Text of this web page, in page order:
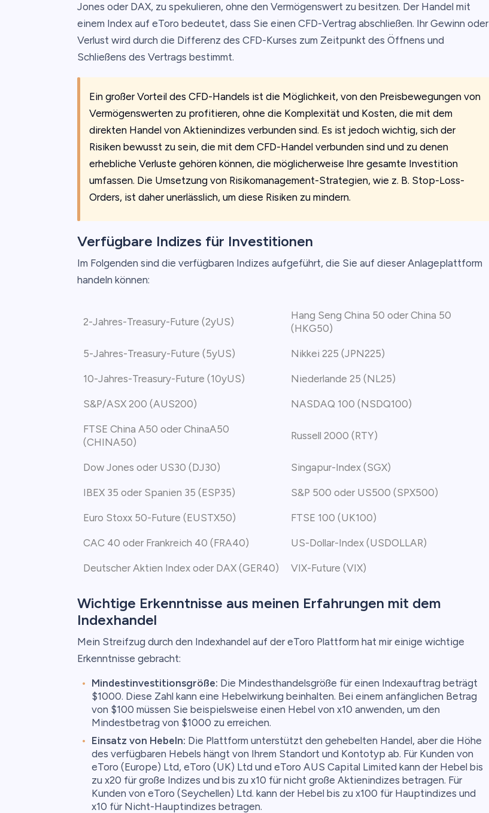
Jones oder DAX, zu spekulieren, ohne den Vermögenswert zu besitzen. Der Handel mit
einem Index auf eToro bedeutet, dass Sie einen CFD-Vertrag abschließen. Ihr Gewinn oder
Verlust wird durch die Differenz des CFD-Kurses zum Zeitpunkt des Öffnens und
Schließens des Vertrags bestimmt.
Ein großer Vorteil des CFD-Handels ist die Möglichkeit, von den Preisbewegungen von
Vermögenswerten zu profitieren, ohne die Komplexität und Kosten, die mit dem
direkten Handel von Aktienindizes verbunden sind. Es ist jedoch wichtig, sich der
Risiken bewusst zu sein, die mit dem CFD-Handel verbunden sind und zu denen
erhebliche Verluste gehören können, die möglicherweise Ihre gesamte Investition
umfassen. Die Umsetzung von Risikomanagement-Strategien, wie z. B. Stop-Loss-
Orders, ist daher unerlässlich, um diese Risiken zu mindern.
Verfügbare Indizes für Investitionen
Im Folgenden sind die verfügbaren Indizes aufgeführt, die Sie auf dieser Anlageplattform
handeln können:
2-Jahres-Treasury-Future (2yUS)
Hang Seng China 50 oder China 50
(HKG50)
5-Jahres-Treasury-Future (5yUS) Nikkei 225 (JPN225)
10-Jahres-Treasury-Future (10yUS) Niederlande 25 (NL25)
S&P/ASX 200 (AUS200) NASDAQ 100 (NSDQ100)
FTSE China A50 oder ChinaA50
(CHINA50)
Russell 2000 (RTY)
Dow Jones oder US30 (DJ30) Singapur-Index (SGX)
IBEX 35 oder Spanien 35 (ESP35) S&P 500 oder US500 (SPX500)
Euro Stoxx 50-Future (EUSTX50) FTSE 100 (UK100)
CAC 40 oder Frankreich 40 (FRA40) US-Dollar-Index (USDOLLAR)
Deutscher Aktien Index oder DAX (GER40) VIX-Future (VIX)
Wichtige Erkenntnisse aus meinen Erfahrungen mit dem
Indexhandel
Mein Streifzug durch den Indexhandel auf der eToro Plattform hat mir einige wichtige
Erkenntnisse gebracht:
Mindestinvestitionsgröße: Die Mindesthandelsgröße für einen Indexauftrag beträgt
$1000. Diese Zahl kann eine Hebelwirkung beinhalten. Bei einem anfänglichen Betrag
von $100 müssen Sie beispielsweise einen Hebel von x10 anwenden, um den
Mindestbetrag von $1000 zu erreichen.
Einsatz von Hebeln: Die Plattform unterstützt den gehebelten Handel, aber die Höhe
des verfügbaren Hebels hängt von Ihrem Standort und Kontotyp ab. Für Kunden von
eToro (Europe) Ltd, eToro (UK) Ltd und eToro AUS Capital Limited kann der Hebel bis
zu x20 für große Indizes und bis zu x10 für nicht große Aktienindizes betragen. Für
Kunden von eToro (Seychellen) Ltd. kann der Hebel bis zu x100 für Hauptindizes und
x10 für Nicht-Hauptindizes betragen.